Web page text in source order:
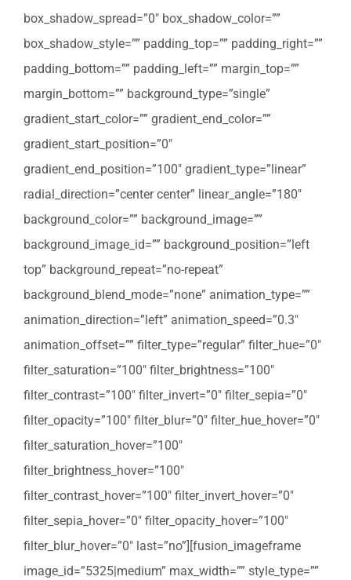
box_shadow_spread=”0″ box_shadow_color=””
box_shadow_style=”” padding_top=”” padding_right=””
padding_bottom=”” padding_left=”” margin_top=””
margin_bottom=”” background_type=”single”
gradient_start_color=”” gradient_end_color=””
gradient_start_position=”0″
gradient_end_position=”100″ gradient_type=”linear”
radial_direction=”center center” linear_angle=”180″
background_color=”” background_image=””
background_image_id=”” background_position=”left
top” background_repeat=”no-repeat”
background_blend_mode=”none” animation_type=””
animation_direction=”left” animation_speed=”0.3″
animation_offset=”” filter_type=”regular” filter_hue=”0″
filter_saturation=”100″ filter_brightness=”100″
filter_contrast=”100″ filter_invert=”0″ filter_sepia=”0″
filter_opacity=”100″ filter_blur=”0″ filter_hue_hover=”0″
filter_saturation_hover=”100″
filter_brightness_hover=”100″
filter_contrast_hover=”100″ filter_invert_hover=”0″
filter_sepia_hover=”0″ filter_opacity_hover=”100″
filter_blur_hover=”0″ last=”no”][fusion_imageframe
image_id=”5325|medium” max_width=”” style_type=””